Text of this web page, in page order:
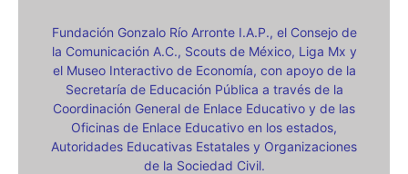
Fundación Gonzalo Río Arronte I.A.P., el Consejo de
la Comunicación A.C., Scouts de México, Liga Mx y
el Museo Interactivo de Economía, con apoyo de la
Secretaría de Educación Pública a través de la
Coordinación General de Enlace Educativo y de las
Oficinas de Enlace Educativo en los estados,
Autoridades Educativas Estatales y Organizaciones
de la Sociedad Civil.